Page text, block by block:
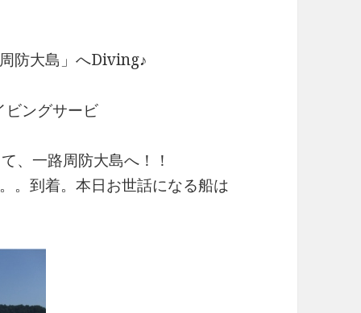
防大島」へDiving♪
ビングサービ
、一路周防大島へ！！
。到着。本日お世話になる船は